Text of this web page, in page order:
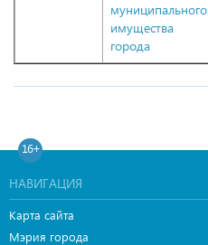
муниципального
имущества
города
16+
НАВИГАЦИЯ
Карта сайта
Мэрия города